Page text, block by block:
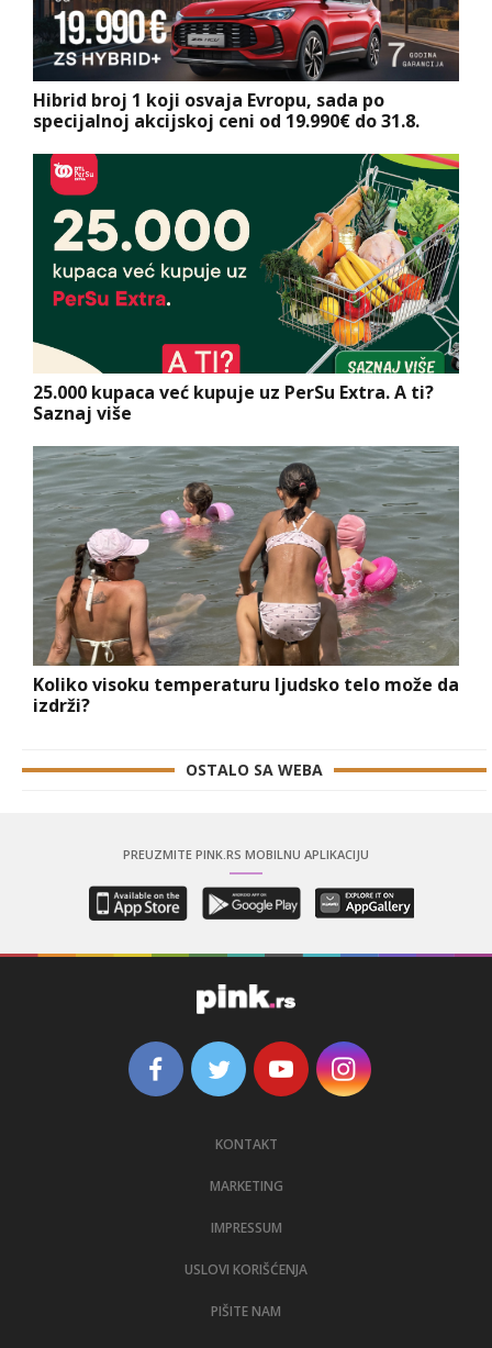
Hibrid broj 1 koji osvaja Evropu, sada po
specijalnoj akcijskoj ceni od 19.990€ do 31.8.
25.000 kupaca već kupuje uz PerSu Extra. A ti?
Saznaj više
Koliko visoku temperaturu ljudsko telo može da
izdrži?
OSTALO SA WEBA
PREUZMITE PINK.RS MOBILNU APLIKACIJU
KONTAKT
MARKETING
IMPRESSUM
USLOVI KORIŠĆENJA
PIŠITE NAM